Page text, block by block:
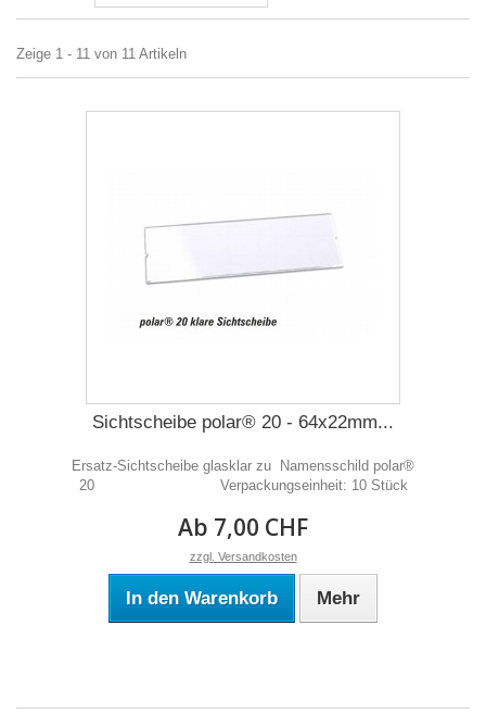
Zeige 1 - 11 von 11 Artikeln
Sichtscheibe polar® 20 - 64x22mm...
Ersatz-Sichtscheibe glasklar zu Namensschild polar®
20 Verpackungseinheit: 10 Stück
Ab 7,00 CHF
zzgl. Versandkosten
In den Warenkorb Mehr